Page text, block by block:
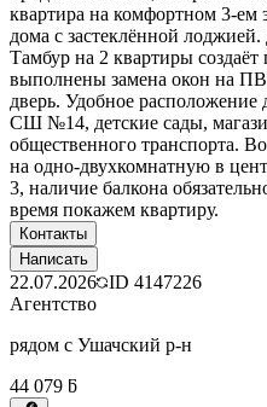
квартира на комфортном 3-ем
дома с застеклённой
Тамбур на 2 квартиры
выполнены замена окон на
дверь. Удобное
СШ №14, детские сады,
общественного транспорта.
на одно-двухкомнатную в
3, наличие балкона
время покажем квартиру.
Контакты
Написать
22.07.2026 ID 4147226
Агентство
рядом с Ушачский р-н
44 079 ƃ